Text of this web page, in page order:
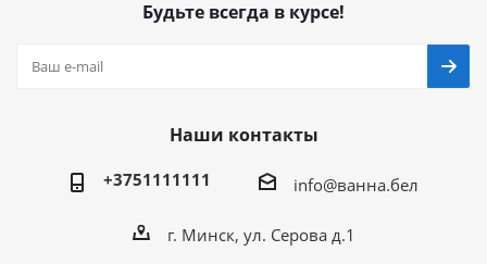
Будьте всегда в курсе!
Наши контакты
+3751111111 info@ванна.бел
г. Минск, ул. Серова д.1